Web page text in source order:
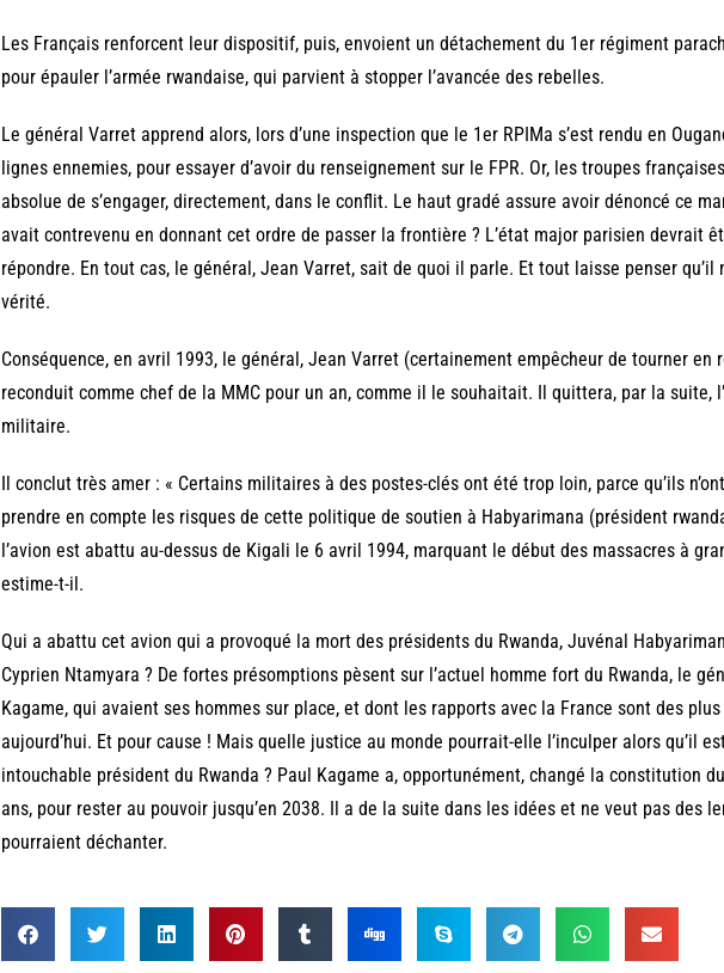
Les Français renforcent leur dispositif, puis, envoient un détachement du 1er régiment
pour épauler l’armée rwandaise, qui parvient à stopper l’avancée des rebelles.
Le général Varret apprend alors, lors d’une inspection que le 1er RPIMa s’est rendu en
lignes ennemies, pour essayer d’avoir du renseignement sur le FPR. Or, les troupes
absolue de s’engager, directement, dans le conflit. Le haut gradé assure avoir dénoncé ce
avait contrevenu en donnant cet ordre de passer la frontière ? L’état major parisien devrait
répondre. En tout cas, le général, Jean Varret, sait de quoi il parle. Et tout laisse penser qu’il
vérité.
Conséquence, en avril 1993, le général, Jean Varret (certainement empêcheur de tourner en
reconduit comme chef de la MMC pour un an, comme il le souhaitait. Il quittera, par la suite,
militaire.
Il conclut très amer : « Certains militaires à des postes-clés ont été trop loin, parce qu’ils
prendre en compte les risques de cette politique de soutien à Habyarimana (président
l’avion est abattu au-dessus de Kigali le 6 avril 1994, marquant le début des massacres à
estime-t-il.
Qui a abattu cet avion qui a provoqué la mort des présidents du Rwanda, Juvénal
Cyprien Ntamyara ? De fortes présomptions pèsent sur l’actuel homme fort du Rwanda, le
Kagame, qui avaient ses hommes sur place, et dont les rapports avec la France sont des
aujourd’hui. Et pour cause ! Mais quelle justice au monde pourrait-elle l’inculper alors qu’il
intouchable président du Rwanda ? Paul Kagame a, opportunément, changé la constitution
ans, pour rester au pouvoir jusqu’en 2038. Il a de la suite dans les idées et ne veut pas des
pourraient déchanter.